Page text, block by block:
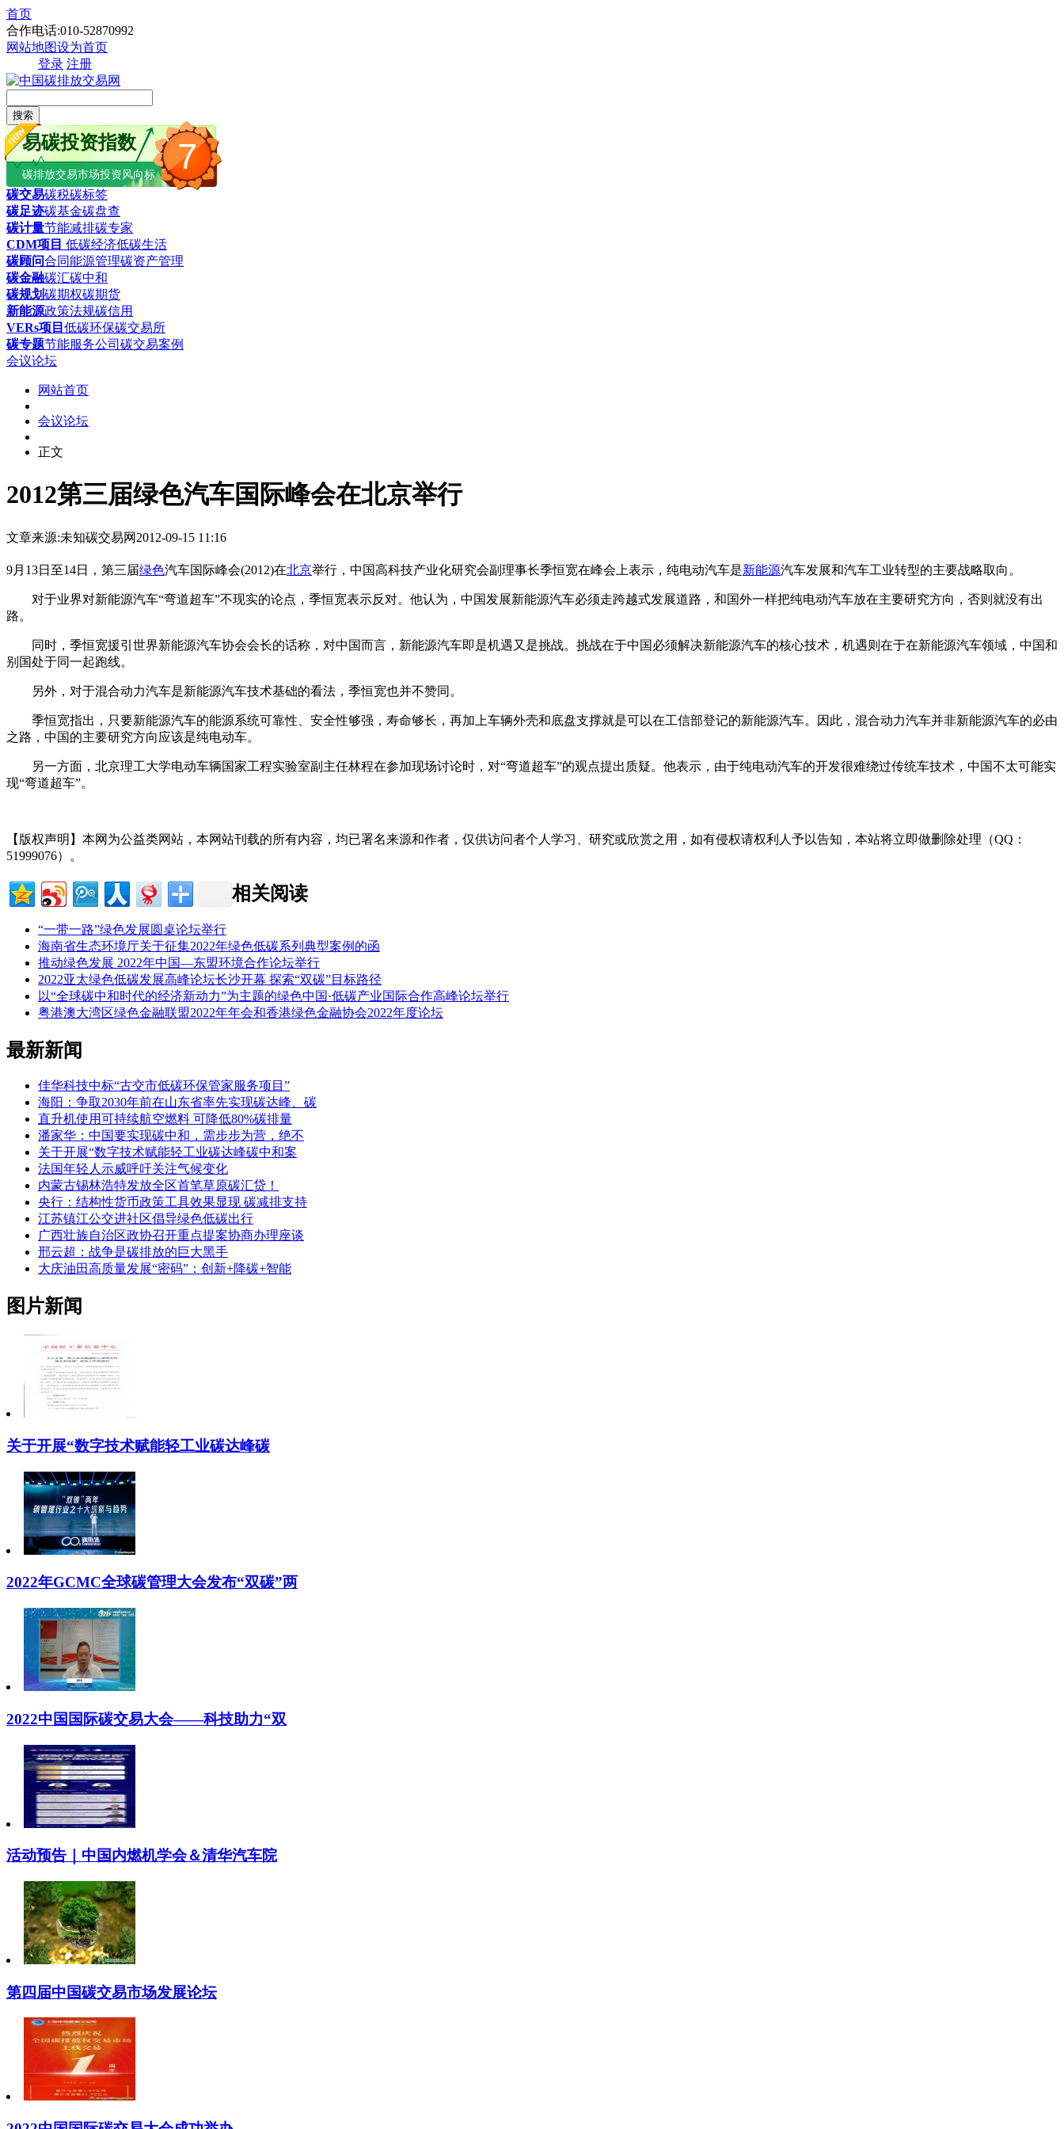
首页
合作电话:010-52870992
网站地图设为首页
登录 注册
搜索
7
易碳投资指数
碳排放交易市场投资风向标
碳交易碳税碳标签
碳足迹碳基金碳盘查
碳计量节能减排碳专家
CDM项目 低碳经济低碳生活
碳顾问合同能源管理碳资产管理
碳金融碳汇碳中和
碳规划碳期权碳期货
新能源政策法规碳信用
VERs项目 低碳环保碳交易所
碳专题节能服务公司 碳交易案例
会议论坛
网站首页
会议论坛
正文
2012第三届绿色汽车国际峰会在北京举行
文章来源:未知碳交易网 2012-09-15 11:16
9月13日至14日，第三届绿色汽车国际峰会(2012)在北京举行，中国高科技产业化研究会副理事长季恒宽在峰会上表示，纯电动汽车是新能源汽车发展和汽车工业转型的主要战略取向。
对于业界对新能源汽车“弯道超车”不现实的论点，季恒宽表示反对。他认为，中国发展新能源汽车必须走跨越式发展道路，和国外一样把纯电动汽车放在主要研究方向，否则就没有出
路。
同时，季恒宽援引世界新能源汽车协会会长的话称，对中国而言，新能源汽车即是机遇又是挑战。挑战在于中国必须解决新能源汽车的核心技术，机遇则在于在新能源汽车领域，中国和
别国处于同一起跑线。
另外，对于混合动力汽车是新能源汽车技术基础的看法，季恒宽也并不赞同。
季恒宽指出，只要新能源汽车的能源系统可靠性、安全性够强，寿命够长，再加上车辆外壳和底盘支撑就是可以在工信部登记的新能源汽车。因此，混合动力汽车并非新能源汽车的必由
之路，中国的主要研究方向应该是纯电动车。
另一方面，北京理工大学电动车辆国家工程实验室副主任林程在参加现场讨论时，对“弯道超车”的观点提出质疑。他表示，由于纯电动汽车的开发很难绕过传统车技术，中国不太可能实
现“弯道超车”。
【版权声明】本网为公益类网站，本网站刊载的所有内容，均已署名来源和作者，仅供访问者个人学习、研究或欣赏之用，如有侵权请权利人予以告知，本站将立即做删除处理（QQ：
51999076）。
相关阅读
“一带一路”绿色发展圆桌论坛举行
海南省生态环境厅关于征集2022年绿色低碳系列典型案例的函
推动绿色发展 2022年中国—东盟环境合作论坛举行
2022亚太绿色低碳发展高峰论坛长沙开幕 探索“双碳”目标路径
以“全球碳中和时代的经济新动力”为主题的绿色中国·低碳产业国际合作高峰论坛举行
粤港澳大湾区绿色金融联盟2022年年会和香港绿色金融协会2022年度论坛
最新新闻
佳华科技中标“古交市低碳环保管家服务项目”
海阳：争取2030年前在山东省率先实现碳达峰、碳
直升机使用可持续航空燃料 可降低80%碳排量
潘家华：中国要实现碳中和，需步步为营，绝不
关于开展“数字技术赋能轻工业碳达峰碳中和案
法国年轻人示威呼吁关注气候变化
内蒙古锡林浩特发放全区首笔草原碳汇贷！
央行：结构性货币政策工具效果显现 碳减排支持
江苏镇江公交进社区倡导绿色低碳出行
广西壮族自治区政协召开重点提案协商办理座谈
邢云超：战争是碳排放的巨大黑手
大庆油田高质量发展“密码”：创新+降碳+智能
图片新闻
关于开展“数字技术赋能轻工业碳达峰碳
2022年GCMC全球碳管理大会发布“双碳”两
2022中国国际碳交易大会——科技助力“双
活动预告｜中国内燃机学会＆清华汽车院
第四届中国碳交易市场发展论坛